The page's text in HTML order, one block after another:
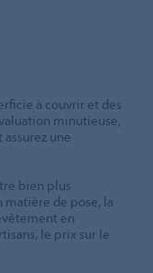
à couvrir et des
minutieuse,
une
bien plus
matière de pose, la
en
le prix sur le